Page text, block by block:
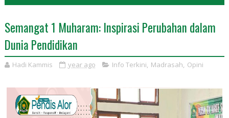
Semangat 1 Muharam: Inspirasi Perubahan dalam
Dunia Pendidikan
Hadi Kammis year ago Info Terkini, Madrasah, Opini